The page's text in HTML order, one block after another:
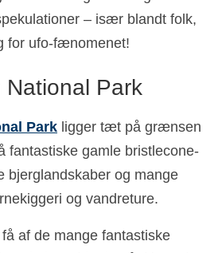
– især blandt folk,
for ufo-fænomenet!
National Park
Park ligger tæt på grænsen
fantastiske gamle bristlecone-
bjerglandskaber og mange
og vandreture.
af de mange fantastiske